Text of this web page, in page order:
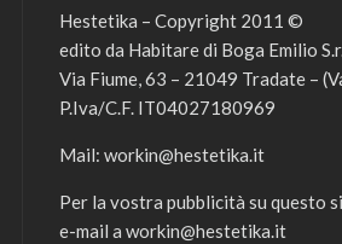
Hestetika – Copyright 2011 ©
edito da Habitare di Boga Emilio
Via Fiume, 63 – 21049 Tradate –
P.Iva/C.F. IT04027180969
Mail: workin@hestetika.it
Per la vostra pubblicità su questo
e-mail a workin@hestetika.it